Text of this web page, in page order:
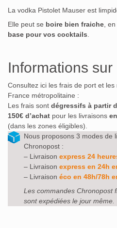
La vodka Pistolet Mauser est
Elle peut se boire bien fraiche,
base pour vos cocktails.
Informations
Consultez ici les frais de port et
France métropolitaine :
Les frais sont dégressifs à partir
150€ d’achat pour les livraisons
(dans les zones éligibles).
Nous proposons 3 modes de
Chronopost :
– Livraison express 24
– Livraison express en 24h
– Livraison éco en 48h/78h
Les commandes Chronopost
sont expédiées le jour même.